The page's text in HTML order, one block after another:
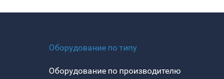
Оборудование по типу
Оборудование по производителю